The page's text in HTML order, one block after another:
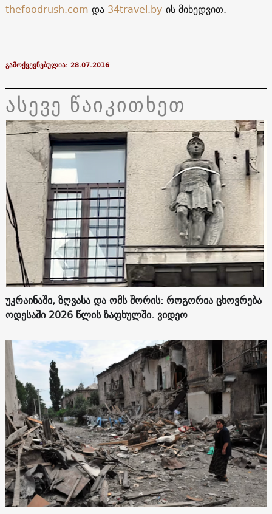
thefoodrush.com და 34travel.by-ის მიხედვით.
გამოქვეყნებულია: 28.07.2016
ასევე წაიკითხეთ
უკრაინაში, ზღვასა და ომს შორის: როგორია ცხოვრება
ოდესაში 2026 წლის ზაფხულში. ვიდეო